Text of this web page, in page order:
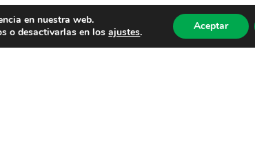
en nuestra web.
o desactivarlas en losajustes. Aceptar